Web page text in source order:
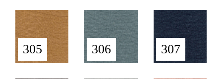
305 306 307